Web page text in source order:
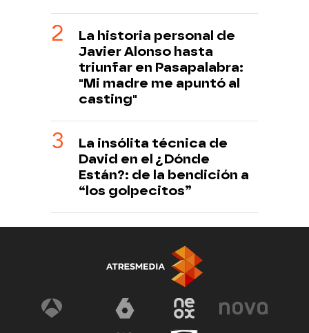
La historia personal de
Javier Alonso hasta
triunfar en Pasapalabra:
"Mi madre me apuntó al
casting"
La insólita técnica de
David en el ¿Dónde
Están?: de la bendición a
“los golpecitos”